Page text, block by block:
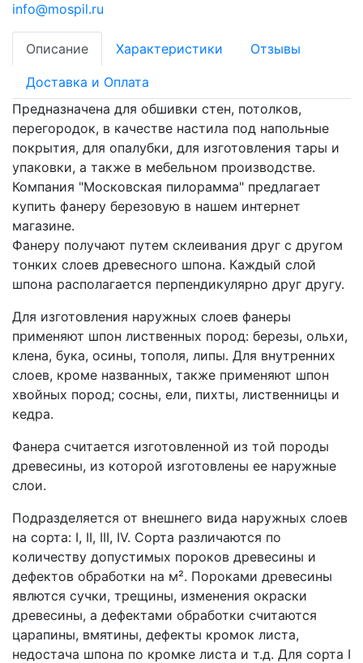
info@mospil.ru
Описание Характеристики Отзывы
Доставка и Оплата
Предназначена для обшивки стен, потолков,
перегородок, в качестве настила под напольные
покрытия, для опалубки, для изготовления тары и
упаковки, а также в мебельном производстве.
Компания "Московская пилорамма" предлагает
купить фанеру березовую в нашем интернет
магазине.
Фанеру получают путем склеивания друг с другом
тонких слоев древесного шпона. Каждый слой
шпона располагается перпендикулярно друг другу.
Для изготовления наружных слоев фанеры
применяют шпон лиственных пород: березы, ольхи,
клена, бука, осины, тополя, липы. Для внутренних
слоев, кроме названных, также применяют шпон
хвойных пород; сосны, ели, пихты, лиственницы и
кедра.
Фанера считается изготовленной из той породы
древесины, из которой изготовлены ее наружные
слои.
Подразделяется от внешнего вида наружных слоев
на сорта: I, II, III, IV. Сорта различаются по
количеству допустимых пороков древесины и
дефектов обработки на м². Пороками древесины
явлются сучки, трещины, изменения окраски
древесины, а дефектами обработки считаются
царапины, вмятины, дефекты кромок листа,
недостача шпона по кромке листа и т.д. Для сорта I